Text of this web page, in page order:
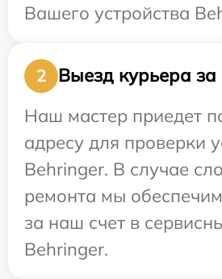
Вашего устройства
2
Выезд курьера за
Наш мастер приедет
адресу для проверки
Behringer. В случае
ремонта мы
за наш счет в
Behringer.